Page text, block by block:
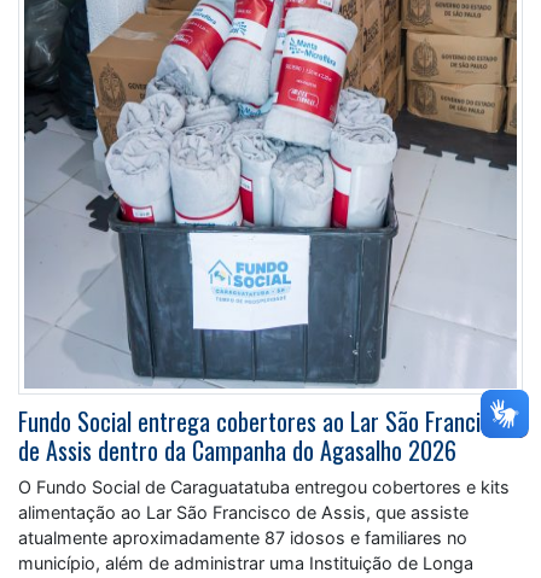
Fundo Social entrega cobertores ao Lar São Francisco
de Assis dentro da Campanha do Agasalho 2026
O Fundo Social de Caraguatatuba entregou cobertores e kits
alimentação ao Lar São Francisco de Assis, que assiste
atualmente aproximadamente 87 idosos e familiares no
município, além de administrar uma Instituição de Longa